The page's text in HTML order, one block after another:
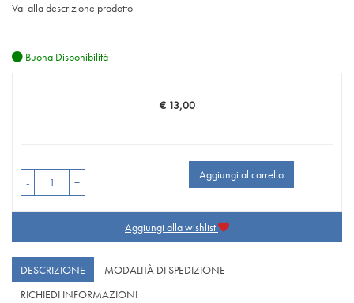
Vai alla descrizione prodotto
Buona Disponibilità
Prezzo
€ 13,00
- +
Aggiungi al carrello
Aggiungi alla wishlist
DESCRIZIONE
MODALITÀ DI SPEDIZIONE
RICHIEDI INFORMAZIONI